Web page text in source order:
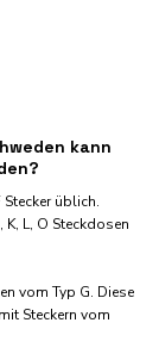
kann
üblich.
K, L, O Steckdosen
vom Typ G. Diese
Steckern vom